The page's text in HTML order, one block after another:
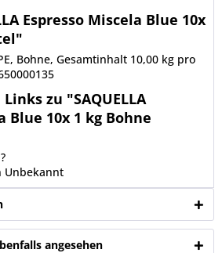
Espresso Miscela Blue 10x
Bohne, Gesamtinhalt 10,00 kg pro
zu "SAQUELLA
Blue 10x 1 kg Bohne
Unbekannt
angesehen